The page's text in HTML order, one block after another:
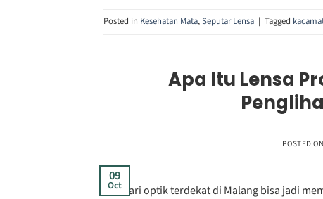
Posted in Kesehatan Mata,Seputar Lensa | Tagged
Apa Itu Lensa
POSTED
09
Oct
Mencari optik terdekat di Malang bisa jadi